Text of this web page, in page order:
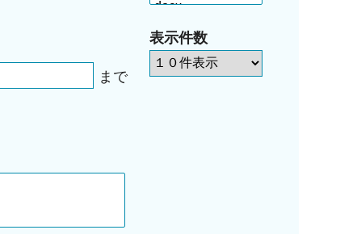
まで
表示件数